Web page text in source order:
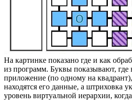
На картинке показано где и как
из программ. Буквы показывают, где
приложение (по одному на
находятся его данные, а штриховка
уровень виртуальной иерархии,